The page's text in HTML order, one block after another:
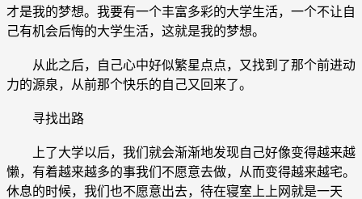
才是我的梦想。我要有一个丰富多彩的大学生活，一个不让自
己有机会后悔的大学生活，这就是我的梦想。
从此之后，自己心中好似繁星点点，又找到了那个前进动
力的源泉，从前那个快乐的自己又回来了。
寻找出路
上了大学以后，我们就会渐渐地发现自己好像变得越来越
懒，有着越来越多的事我们不愿意去做，从而变得越来越宅。
休息的时候，我们也不愿意出去，待在寝室上上网就是一天